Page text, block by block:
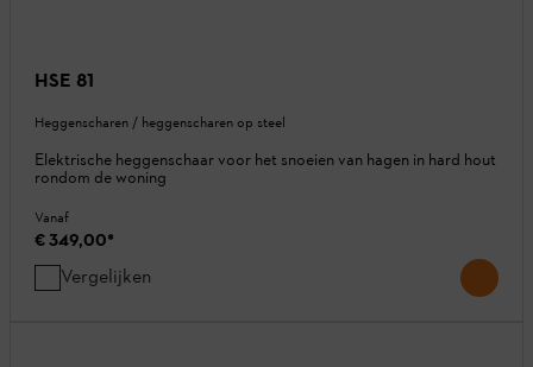
HSE 81
Heggenscharen / heggenscharen op steel
Elektrische heggenschaar voor het snoeien van hagen in hard hout
rondom de woning
Vanaf
€ 349,00*
Vergelijken